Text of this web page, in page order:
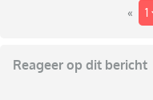
« 1
Reageer op dit bericht